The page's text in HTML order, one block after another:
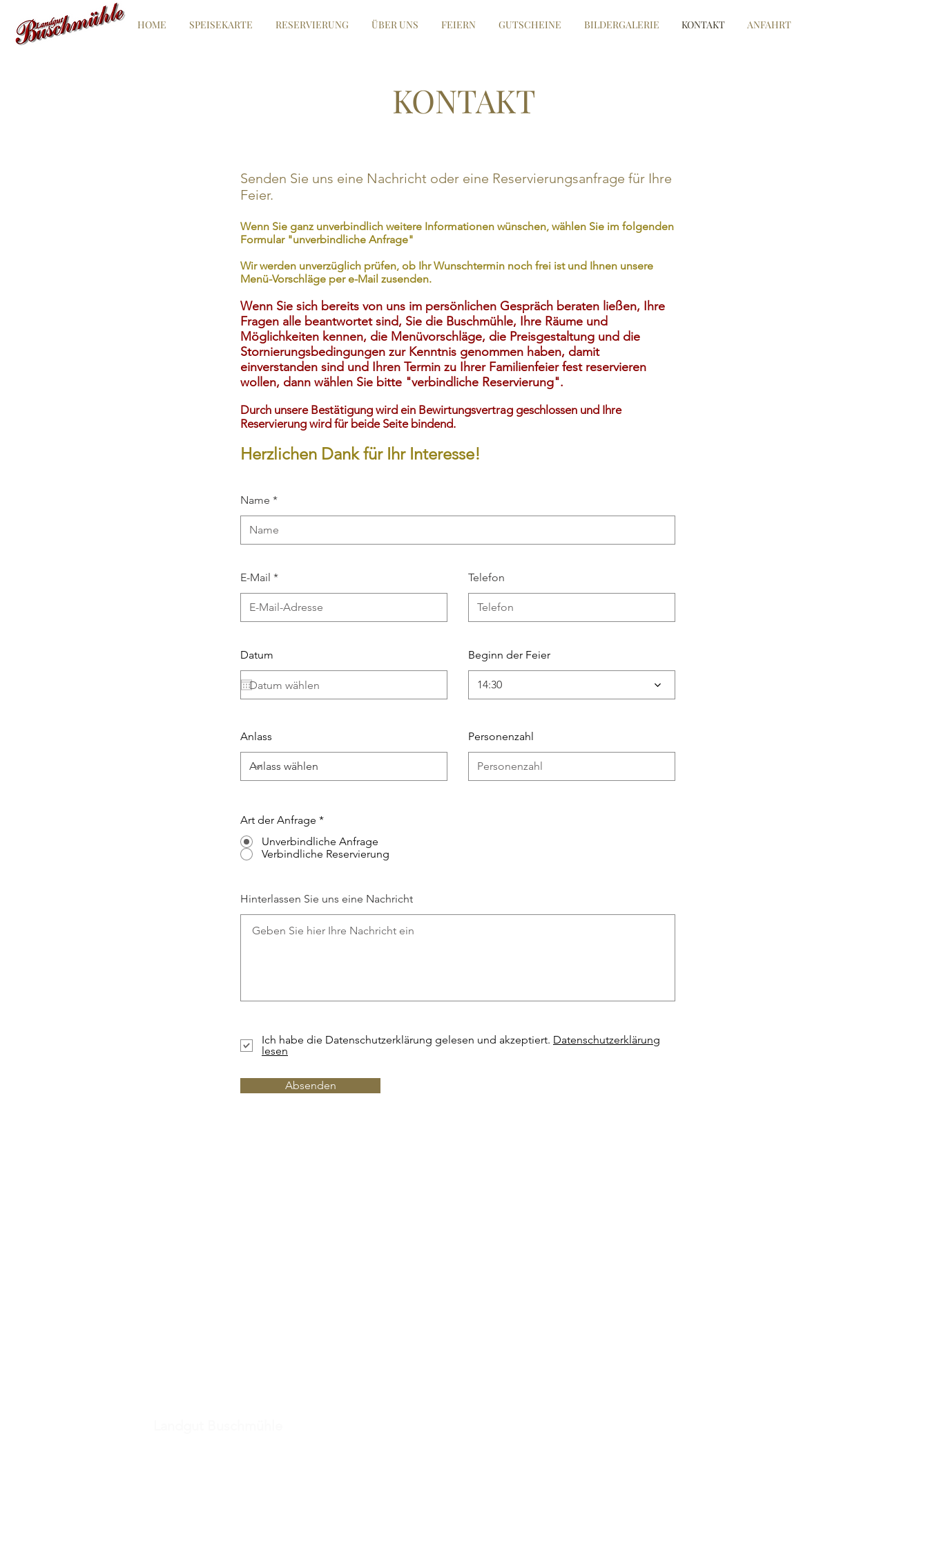
HOME SPEISEKARTE RESERVIERUNG ÜBER UNS FEIERN GUTSCHEINE BILDERGALERIE KONTAKT ANFAHRT
KONTAKT
Senden Sie uns eine Nachricht oder eine Reservierungsanfrage für Ihre
Feier.
Wenn Sie ganz unverbindlich weitere Informationen wünschen, wählen Sie im folgenden
Formular "unverbindliche Anfrage"
Wir werden unverzüglich prüfen, ob Ihr Wunschtermin noch frei ist und Ihnen unsere
Menü-Vorschläge per e-Mail zusenden.
Wenn Sie sich bereits von uns im persönlichen Gespräch beraten ließen, Ihre
Fragen alle beantwortet sind, Sie die Buschmühle, Ihre Räume und
Möglichkeiten kennen, die Menüvorschläge, die Preisgestaltung und die
Stornierungsbedingungen zur Kenntnis genommen haben, damit
einverstanden sind und Ihren Termin zu Ihrer Familienfeier fest reservieren
wollen, dann wählen Sie bitte "verbindliche Reservierung".
Durch unsere Bestätigung wird ein Bewirtungsvertrag geschlossen und Ihre
Reservierung wird für beide Seite bindend.
Herzlichen Dank für Ihr Interesse!
Name *
E-Mail * Telefon
Datum Beginn der Feier
14:30
Anlass Personenzahl
Art der Anfrage *
Unverbindliche Anfrage
Verbindliche Reservierung
Hinterlassen Sie uns eine Nachricht
Ich habe die Datenschutzerklärung gelesen und akzeptiert. Datenschutzerklärung
lesen
Absenden